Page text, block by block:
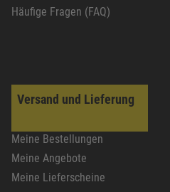
Häufige Fragen (FAQ)
Versand und Lieferung
Meine Bestellungen
Meine Angebote
Meine Lieferscheine